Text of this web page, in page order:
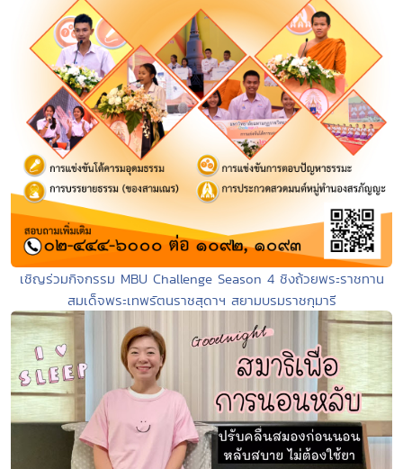
เชิญร่วมกิจกรรม MBU Challenge Season 4 ชิงถ้วยพระราชทาน
สมเด็จพระเทพรัตนราชสุดาฯ สยามบรมราชกุมารี